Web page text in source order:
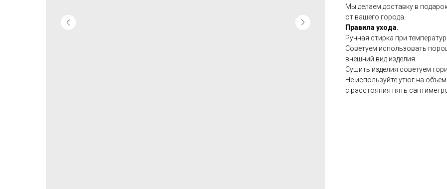
Мы делаем доставку в
от вашего города.
Правила ухода.
Ручная стирка при
Советуем использовать
внешний вид изделия.
Сушить изделия советуем
Не используйте утюг на
с расстояния пять